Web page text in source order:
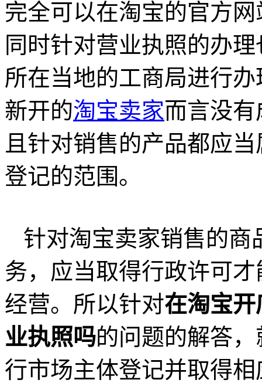
完全可以在淘宝的官方
同时针对营业执照的办
所在当地的工商局进行
新开的淘宝卖家而言没
且针对销售的产品都应
登记的范围。
针对淘宝卖家销售的商
务，应当取得行政许可
经营。所以针对在淘宝
业执照吗的问题的解答
行市场主体登记并取得